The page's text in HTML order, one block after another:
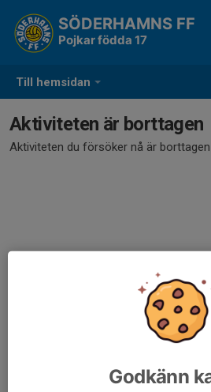
Till hemsidan
SÖDERHAMNS FF
Pojkar födda 17
Aktiviteten är borttagen
Aktiviteten du försöker nå är
Godkänn